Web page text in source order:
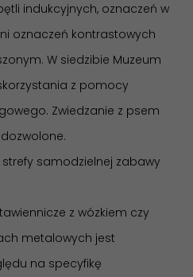
indukcyjnych, oznaczeń w
oznaczeń kontrastowych
W siedzibie Muzeum
z pomocy
Zwiedzanie z psem
samodzielnej zabawy
z wózkiem czy
metalowych jest
na specyfikę